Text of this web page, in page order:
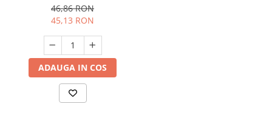
46,86 RON
45,13 RON
ADAUGA IN COS